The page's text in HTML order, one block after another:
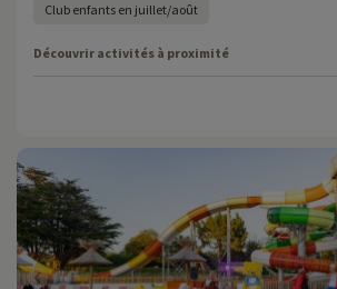
Club enfants en juillet/août
Découvrir activités à proximité